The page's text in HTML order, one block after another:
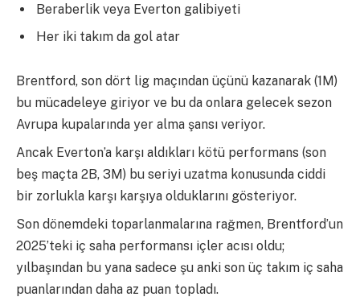
Beraberlik veya Everton galibiyeti
Her iki takım da gol atar
Brentford, son dört lig maçından üçünü kazanarak (1M)
bu mücadeleye giriyor ve bu da onlara gelecek sezon
Avrupa kupalarında yer alma şansı veriyor.
Ancak Everton’a karşı aldıkları kötü performans (son
beş maçta 2B, 3M) bu seriyi uzatma konusunda ciddi
bir zorlukla karşı karşıya olduklarını gösteriyor.
Son dönemdeki toparlanmalarına rağmen, Brentford’un
2025’teki iç saha performansı içler acısı oldu;
yılbaşından bu yana sadece şu anki son üç takım iç saha
puanlarından daha az puan topladı.